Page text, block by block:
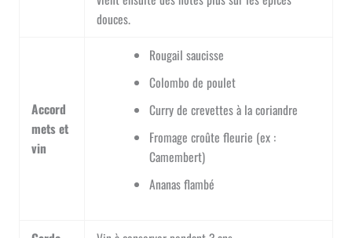
douces.
Accord
mets et
vin
Rougail saucisse
Colombo de poulet
Curry de crevettes à la coriandre
Fromage croûte fleurie (ex :
Camembert)
Ananas flambé